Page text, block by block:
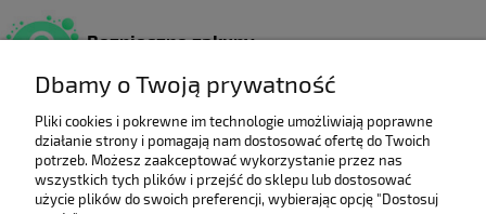
Bezpieczne zakupy
Wieloletni laureat
rankingu e-Gazele Biznesu.
Dbamy o Twoją prywatność
Pliki cookies i pokrewne im technologie umożliwiają poprawne
działanie strony i pomagają nam dostosować ofertę do Twoich
potrzeb. Możesz zaakceptować wykorzystanie przez nas
wszystkich tych plików i przejść do sklepu lub dostosować
użycie plików do swoich preferencji, wybierając opcję "Dostosuj